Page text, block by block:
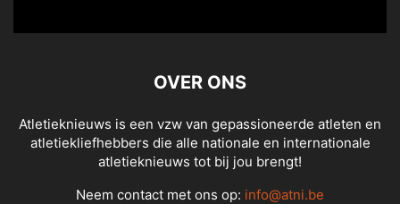
OVER ONS
Atletieknieuws is een vzw van gepassioneerde atleten en
atletiekliefhebbers die alle nationale en internationale
atletieknieuws tot bij jou brengt!
Neem contact met ons op: info@atni.be